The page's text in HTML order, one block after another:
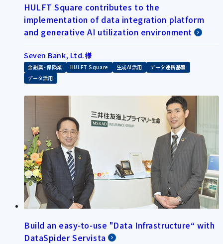
HULFT Square contributes to the
implementation of data integration platform
and generative AI utilization environment
Seven Bank, Ltd.様
金融業・保険業 HULFT Square 生成AI活用
データ連携基盤
データ活用
Build an easy-to-use "Data Infrastructure“ with
DataSpider Servista